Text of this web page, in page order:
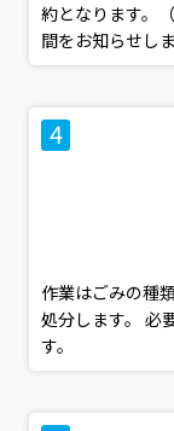
約となります。
間をお知らせしま
作業はごみの種
処分します。 必
す。